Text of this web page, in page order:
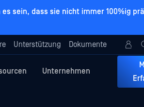
sein, dass sie nicht immer 100%ig
Unterstützung Dokumente
Unternehmen